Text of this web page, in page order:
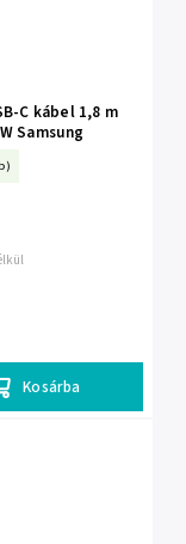
C kábel 1,8 m
Samsung
Kosárba